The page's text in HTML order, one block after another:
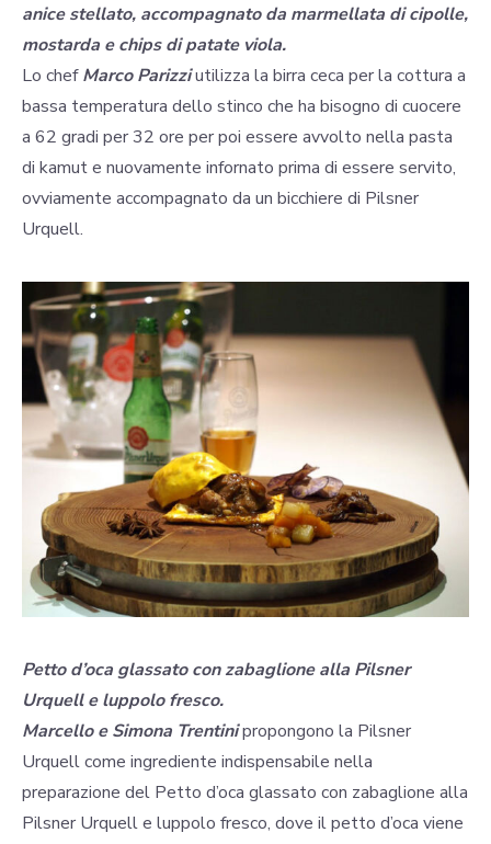
anice stellato, accompagnato da marmellata di cipolle,
mostarda e chips di patate viola.
Lo chefMarco Parizziutilizza la birra ceca per la cottura a
bassa temperatura dello stinco che ha bisogno di cuocere
a 62 gradi per 32 ore per poi essere avvolto nella pasta
di kamut e nuovamente infornato prima di essere servito,
ovviamente accompagnato da un bicchiere di Pilsner
Urquell.
Petto d’oca glassato con zabaglione alla Pilsner
Urquell e luppolo fresco.
Marcello e Simona Trentinipropongono la Pilsner
Urquell come ingrediente indispensabile nella
preparazione del Petto d’oca glassato con zabaglione alla
Pilsner Urquell e luppolo fresco, dove il petto d’oca viene